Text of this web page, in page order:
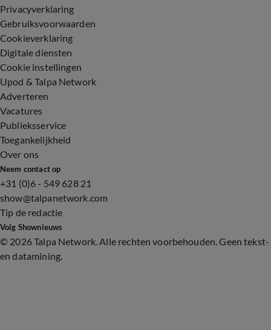
Privacyverklaring
Gebruiksvoorwaarden
Cookieverklaring
Digitale diensten
Cookie instellingen
Upod & Talpa Network
Adverteren
Vacatures
Publieksservice
Toegankelijkheid
Over ons
Neem contact op
+31 (0)6 - 549 628 21
show@talpanetwork.com
Tip de redactie
Volg Shownieuws
© 2026 Talpa Network. Alle rechten voorbehouden. Geen tekst-
en datamining.